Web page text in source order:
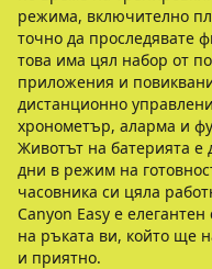
режима, включително
точно да проследявате
това има цял набор от
приложения и
дистанционно
хронометър, аларма и
Животът на батерията е
дни в режим на
часовника си цяла
Canyon Easy е
на ръката ви, който ще
и приятно.